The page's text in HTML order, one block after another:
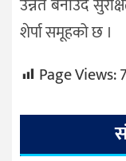
शेर्पा समूहको छ ।
Page Views: